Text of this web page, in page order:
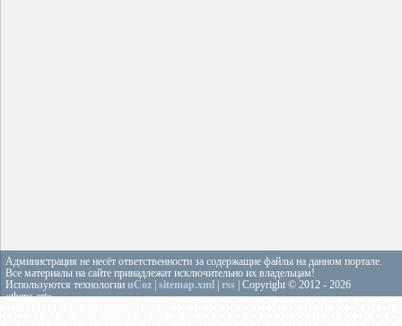
Администрация не несёт ответственности за содержащие файлы на данном портале.
Все материалы на сайте принадлежат исключительно их владельцам!
Используются технологии uCoz sitemap.xml rss | Copyright © 2012 - 2026
«theps.art»